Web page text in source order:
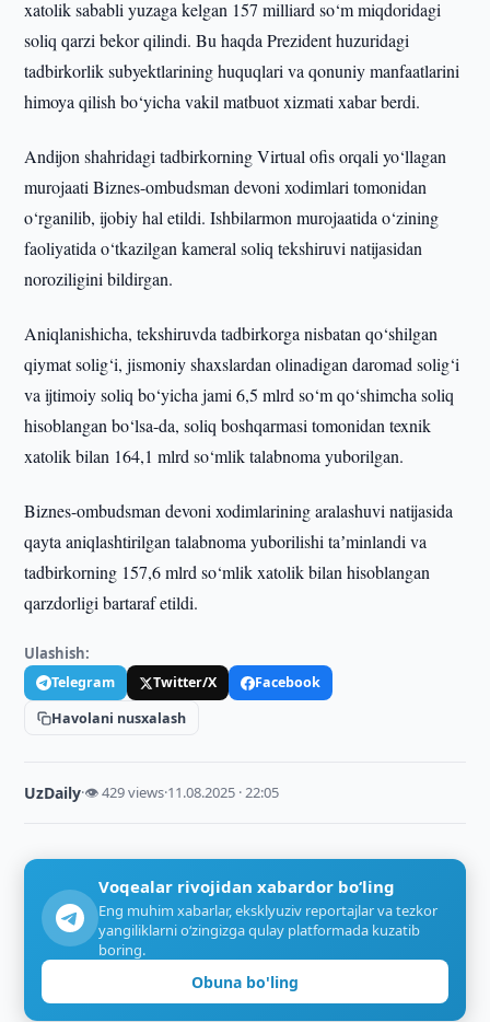
xatolik sababli yuzaga kelgan 157 milliard so‘m miqdoridagi
soliq qarzi bekor qilindi. Bu haqda Prezident huzuridagi
tadbirkorlik subyektlarining huquqlari va qonuniy manfaatlarini
himoya qilish bo‘yicha vakil matbuot xizmati xabar berdi.
Andijon shahridagi tadbirkorning Virtual ofis orqali yo‘llagan
murojaati Biznes-ombudsman devoni xodimlari tomonidan
o‘rganilib, ijobiy hal etildi. Ishbilarmon murojaatida o‘zining
faoliyatida o‘tkazilgan kameral soliq tekshiruvi natijasidan
noroziligini bildirgan.
Aniqlanishicha, tekshiruvda tadbirkorga nisbatan qo‘shilgan
qiymat solig‘i, jismoniy shaxslardan olinadigan daromad solig‘i
va ijtimoiy soliq bo‘yicha jami 6,5 mlrd so‘m qo‘shimcha soliq
hisoblangan bo‘lsa-da, soliq boshqarmasi tomonidan texnik
xatolik bilan 164,1 mlrd so‘mlik talabnoma yuborilgan.
Biznes-ombudsman devoni xodimlarining aralashuvi natijasida
qayta aniqlashtirilgan talabnoma yuborilishi taʼminlandi va
tadbirkorning 157,6 mlrd so‘mlik xatolik bilan hisoblangan
qarzdorligi bartaraf etildi.
Ulashish:
Telegram Twitter/X
Facebook
Havolani nusxalash
UzDaily·👁 429 views·11.08.2025 · 22:05
Voqealar rivojidan xabardor bo‘ling
Eng muhim xabarlar, eksklyuziv reportajlar va tezkor
yangiliklarni o‘zingizga qulay platformada kuzatib
boring.
Obuna bo'ling